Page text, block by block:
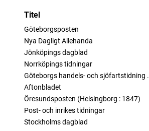
Titel
Göteborgsposten
träffar
Nya Dagligt Allehanda
träffar
Jönköpings dagblad
träffar
Norrköpings tidningar
träffar
Göteborgs
träffar
Aftonbladet
träffar
Öresundsposten (Helsingborg : 1847)
träffar
Post- och inrikes tidningar
träffar
Stockholms dagblad
träffar